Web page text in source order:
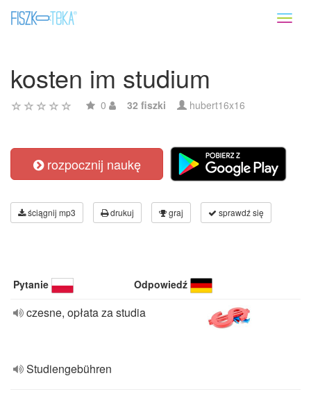
kosten im studium
0 32 fiszki hubert16x16
rozpocznij naukę
ściągnij mp3 drukuj graj sprawdź się
Pytanie Odpowiedź
czesne, opłata za studia
Studiengebühren